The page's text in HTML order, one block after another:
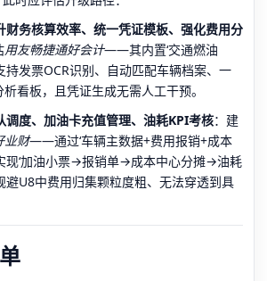
财务核算效率、统一凭证模板、强化费用分
用友畅捷通好会计——其内置‘交通燃油
持发票OCR识别、自动匹配车辆档案、一
看板，且凭证生成无需人工干预。
调度、加油卡充值管理、油耗KPI考核：建
业财——通过‘车辆主数据+费用报销+成本
现‘加油小票→报销单→成本中心分摊→油耗
避U8中费用归集颗粒度粗、无法穿透到具